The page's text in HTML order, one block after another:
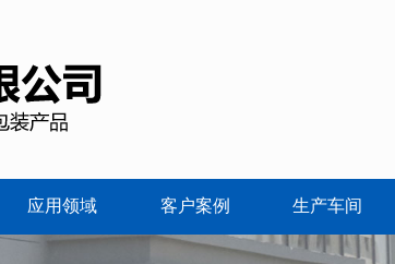
应用领域 客户案例 生产车间